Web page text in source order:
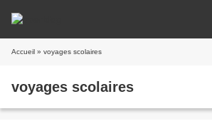
Accueil » voyages scolaires
voyages scolaires